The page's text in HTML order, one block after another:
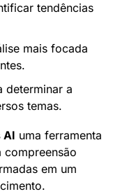
tendências
mais focada
determinar a
temas.
AI uma ferramenta
em um